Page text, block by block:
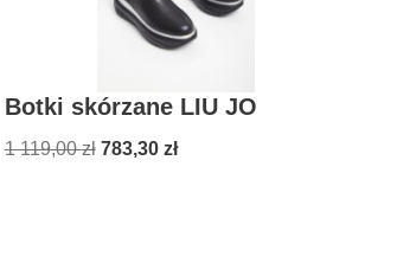
Botki skórzane LIU JO
1 119,00zł 783,30 zł